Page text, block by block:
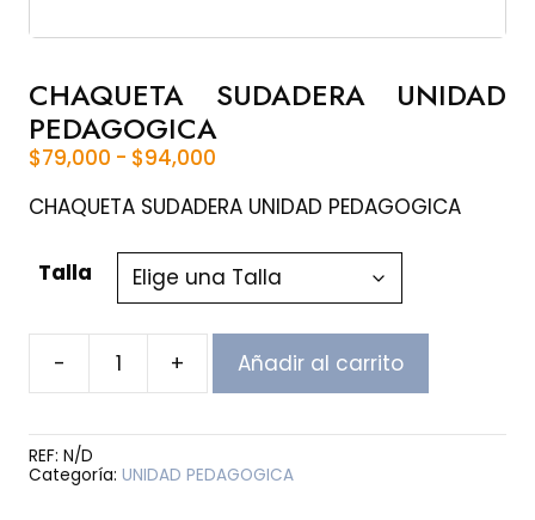
CHAQUETA SUDADERA UNIDAD
PEDAGOGICA
$79,000 - $94,000
precios:
$79,000
hasta
$94,000
CHAQUETA SUDADERA UNIDAD PEDAGOGICA
Talla
-
CHAQUETA
SUDADERA
cantidad
+ Añadir al carrito
REF: N/D
Categoría: UNIDAD PEDAGOGICA